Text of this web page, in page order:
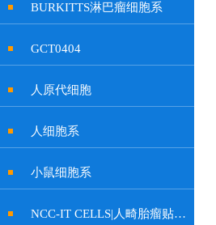
BURKITTS淋巴瘤细胞系
GCT0404
人原代细胞
人细胞系
小鼠细胞系
NCC-IT CELLS|人畸胎瘤贴壁细胞